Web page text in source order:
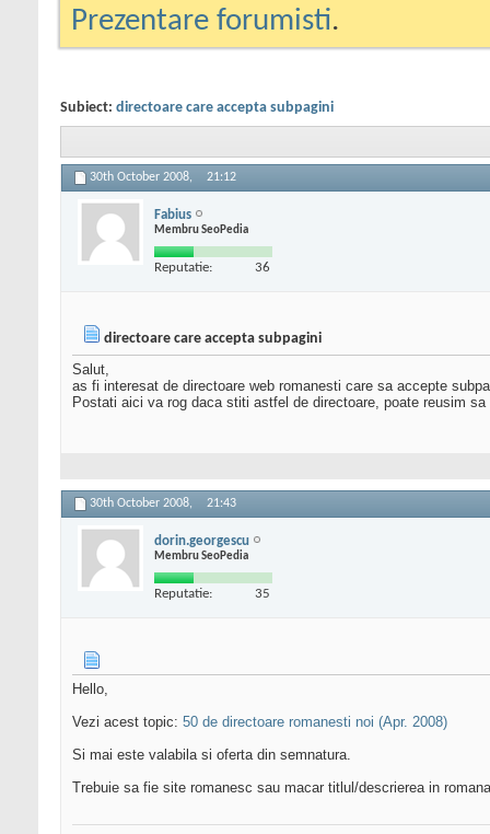
Prezentare forumisti.
Subiect: directoare care accepta subpagini
30th October 2008, 21:12
Fabius
Membru SeoPedia
Reputatie: 36
directoare care accepta subpagini
Salut,
as fi interesat de directoare web romanesti care sa accepte
Postati aici va rog daca stiti astfel de directoare, poate reusim
30th October 2008, 21:43
dorin.georgescu
Membru SeoPedia
Reputatie: 35
Hello,
Vezi acest topic: 50 de directoare romanesti noi (Apr. 2008)
Si mai este valabila si oferta din semnatura.
Trebuie sa fie site romanesc sau macar titlul/descrierea in